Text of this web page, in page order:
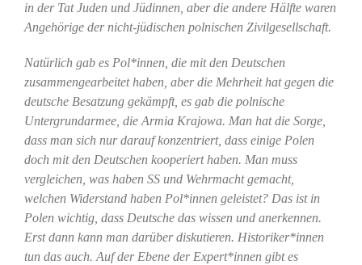
in der Tat Juden und Jüdinnen, aber die andere Hälfte waren
Angehörige der nicht-jüdischen polnischen Zivilgesellschaft.
Natürlich gab es Pol*innen, die mit den Deutschen
zusammengearbeitet haben, aber die Mehrheit hat gegen die
deutsche Besatzung gekämpft, es gab die polnische
Untergrundarmee, die Armia Krajowa. Man hat die Sorge,
dass man sich nur darauf konzentriert, dass einige Polen
doch mit den Deutschen kooperiert haben. Man muss
vergleichen, was haben SS und Wehrmacht gemacht,
welchen Widerstand haben Pol*innen geleistet? Das ist in
Polen wichtig, dass Deutsche das wissen und anerkennen.
Erst dann kann man darüber diskutieren. Historiker*innen
tun das auch. Auf der Ebene der Expert*innen gibt es